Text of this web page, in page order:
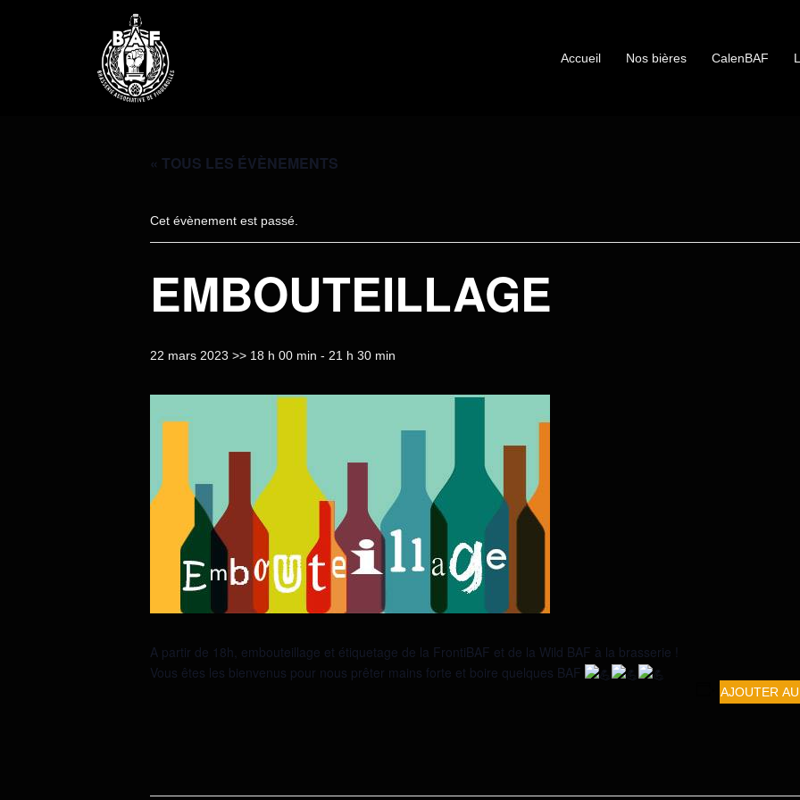
Accueil Nos bières CalenBAF
« TOUS LES ÉVÈNEMENTS
Cet évènement est passé.
EMBOUTEILLAGE
22 mars 2023 >> 18 h 00 min - 21 h 30 min
A partir de 18h, embouteillage et étiquetage de la FrontiBAF et de la Wild BAF à la brasserie !
Vous êtes les bienvenus pour nous prêter mains forte et boire quelques BAF
AJOUTER